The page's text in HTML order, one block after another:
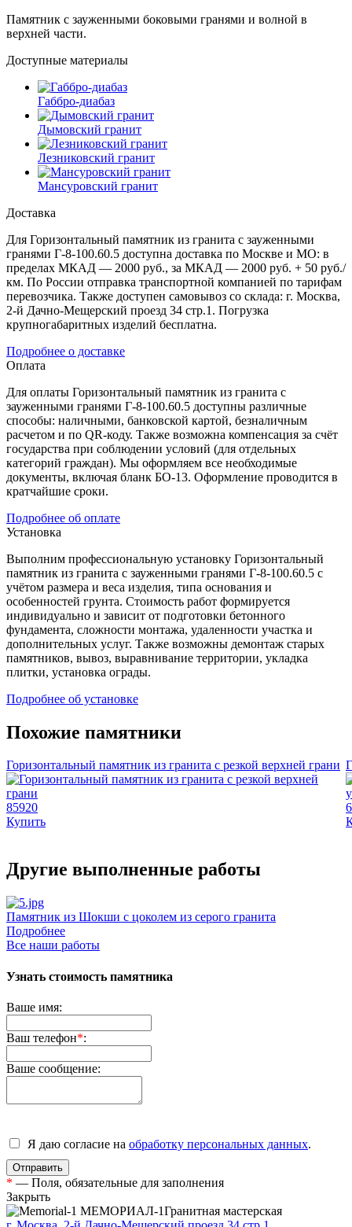
Памятник с зауженными боковыми гранями и волной в
верхней части.
Доступные материалы
Габбро-диабаз
Дымовский гранит
Лезниковский гранит
Мансуровский гранит
Доставка
Для Горизонтальный памятник из гранита с зауженными
гранями Г-8-100.60.5 доступна доставка по Москве и МО: в
пределах МКАД — 2000 руб., за МКАД — 2000 руб. + 50 руб./
км. По России отправка транспортной компанией по тарифам
перевозчика. Также доступен самовывоз со склада: г. Москва,
2-й Дачно-Мещерский проезд 34 стр.1. Погрузка
крупногабаритных изделий бесплатна.
Подробнее о доставке
Оплата
Для оплаты Горизонтальный памятник из гранита с
зауженными гранями Г-8-100.60.5 доступны различные
способы: наличными, банковской картой, безналичным
расчетом и по QR-коду. Также возможна компенсация за счёт
государства при соблюдении условий (для отдельных
категорий граждан). Мы оформляем все необходимые
документы, включая бланк БО-13. Оформление проводится в
кратчайшие сроки.
Подробнее об оплате
Установка
Выполним профессиональную установку Горизонтальный
памятник из гранита с зауженными гранями Г-8-100.60.5 с
учётом размера и веса изделия, типа основания и
особенностей грунта. Стоимость работ формируется
индивидуально и зависит от подготовки бетонного
фундамента, сложности монтажа, удаленности участка и
дополнительных услуг. Также возможны демонтаж старых
памятников, вывоз, выравнивание территории, укладка
плитки, установка ограды.
Подробнее об установке
Похожие памятники
Горизонтальный памятник из гранита с резкой верхней грани
85920
Купить
Другие выполненные работы
Памятник из Шокши с цоколем из серого гранита
Подробнее
Все наши работы
Узнать стоимость памятника
Ваше имя:
Ваш телефон*:
Ваше сообщение:
Я даю согласие на обработку персональных данных.
* — Поля, обязательные для заполнения
Закрыть
МЕМОРИАЛ-1Гранитная мастерская